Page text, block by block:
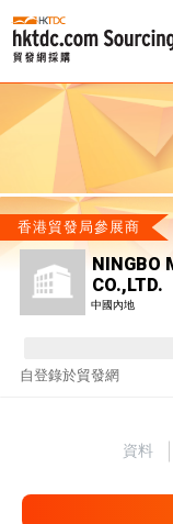
香港貿發局參展商
NINGBO
CO.,LTD.
中國內地
自登錄於貿發網
資料